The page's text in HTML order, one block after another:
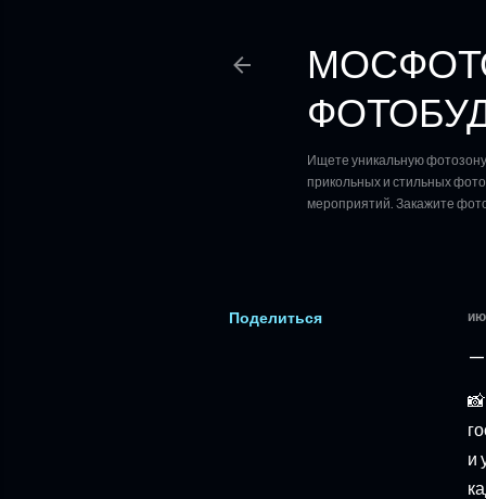
Ищете уникальную
прикольных и стильных
мероприятий. Закажите
Поделиться
и